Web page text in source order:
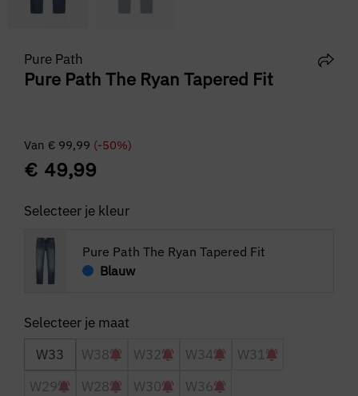
Pure Path
Pure Path The Ryan Tapered Fit
Van € 99,99 (-50%)
€ 49,99
Selecteer je kleur
Pure Path The Ryan Tapered Fit
Blauw
W33 W38 W32 W34
W31
W29
W28 W30 W36